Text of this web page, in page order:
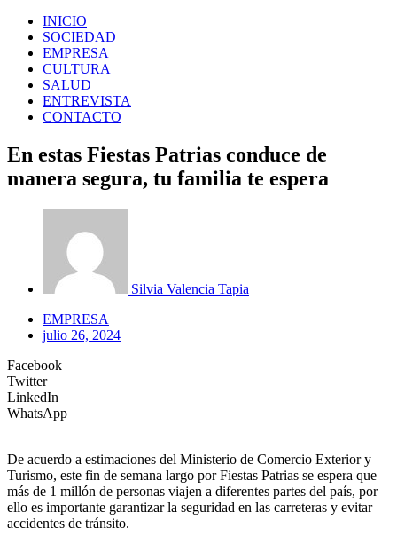
INICIO
SOCIEDAD
EMPRESA
CULTURA
SALUD
ENTREVISTA
CONTACTO
En estas Fiestas Patrias conduce de
manera segura, tu familia te espera
Silvia Valencia Tapia
EMPRESA
julio 26, 2024
Facebook
Twitter
LinkedIn
WhatsApp
De acuerdo a estimaciones del Ministerio de Comercio Exterior y
Turismo, este fin de semana largo por Fiestas Patrias se espera que
más de 1 millón de personas viajen a diferentes partes del país, por
ello es importante garantizar la seguridad en las carreteras y evitar
accidentes de tránsito.